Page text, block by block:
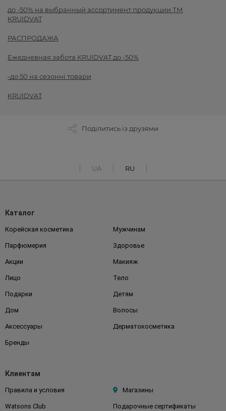
до -50% на выбранный ассортимент продукции ТМ
KRUIDVAT
РАСПРОДАЖА
Ежедневная забота KRUIDVAT до -50%
-до 50 на сезонні товари
KRUIDVAT
Поділитись із друзями
UA RU
Каталог
Корейская косметика Мужчинам
Парфюмерия Здоровье
Акции Макияж
Лицо Тело
Подарки Детям
Дом Волосы
Аксессуары Дерматокосметика
Бренды
Клиентам
Правила и условия Магазины
Watsons Club Подарочные сертификаты